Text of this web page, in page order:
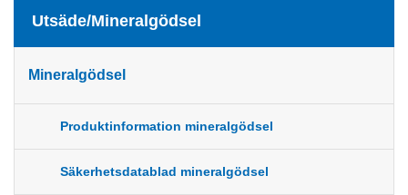
Utsäde/Mineralgödsel
Mineralgödsel
Produktinformation mineralgödsel
Säkerhetsdatablad mineralgödsel